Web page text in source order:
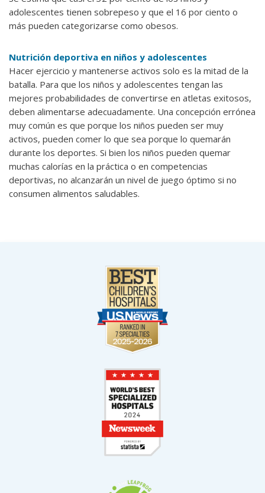
adolescentes tienen sobrepeso y que el 16 por ciento o
más pueden categorizarse como obesos.
Nutrición deportiva en niños y adolescentes
Hacer ejercicio y mantenerse activos solo es la mitad de la
batalla. Para que los niños y adolescentes tengan las
mejores probabilidades de convertirse en atletas exitosos,
deben alimentarse adecuadamente. Una concepción errónea
muy común es que porque los niños pueden ser muy
activos, pueden comer lo que sea porque lo quemarán
durante los deportes. Si bien los niños pueden quemar
muchas calorías en la práctica o en competencias
deportivas, no alcanzarán un nivel de juego óptimo si no
consumen alimentos saludables.